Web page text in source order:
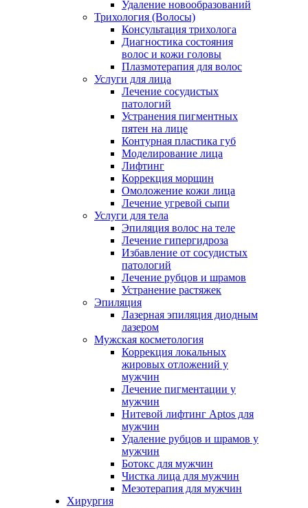
Удаление новообразований
Трихология (Волосы)
Консультация трихолога
Диагностика состояния
волос и кожи головы
Плазмотерапия для волос
Услуги для лица
Лечение сосудистых
патологий
Устранения пигментных
пятен на лице
Контурная пластика губ
Моделирование лица
Лифтинг
Коррекция морщин
Омоложение кожи лица
Лечение угревой сыпи
Услуги для тела
Эпиляция волос на теле
Лечение гипергидроза
Избавление от сосудистых
патологий
Лечение рубцов и шрамов
Устранение растяжек
Эпиляция
Лазерная эпиляция диодным
лазером
Мужская косметология
Коррекция локальных
жировых отложений у
мужчин
Лечение пигментации у
мужчин
Нитевой лифтинг Aptos для
мужчин
Удаление рубцов и шрамов у
мужчин
Ботокс для мужчин
Чистка лица для мужчин
Мезотерапия для мужчин
Хирургия